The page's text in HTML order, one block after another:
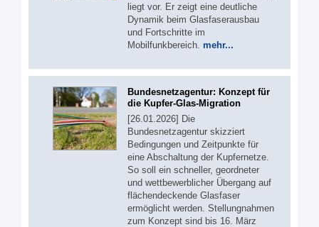
liegt vor. Er zeigt eine deutliche
Dynamik beim Glasfaserausbau
und Fortschritte im
Mobilfunkbereich. mehr...
Bundesnetzagentur: Konzept für
die Kupfer-Glas-Migration
[26.01.2026] Die
Bundesnetzagentur skizziert
Bedingungen und Zeitpunkte für
eine Abschaltung der Kupfernetze.
So soll ein schneller, geordneter
und wettbewerblicher Übergang auf
flächendeckende Glasfaser
ermöglicht werden. Stellungnahmen
zum Konzept sind bis 16. März